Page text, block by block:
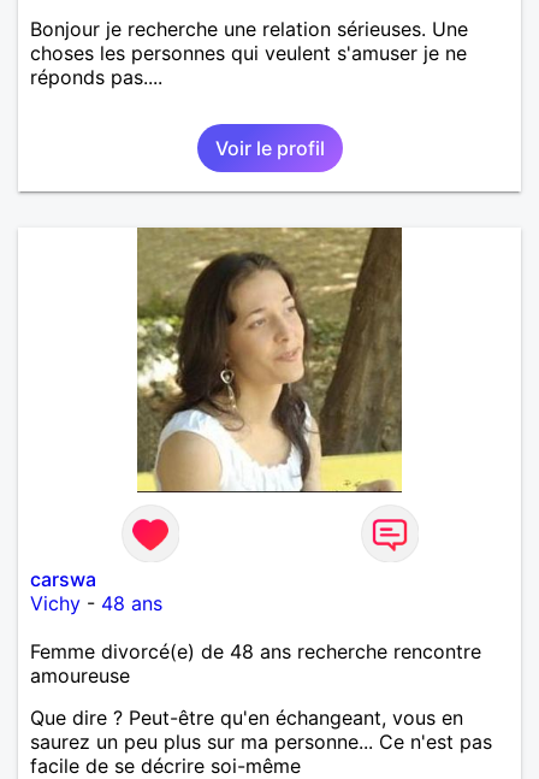
Bonjour je recherche une relation sérieuses. Une
choses les personnes qui veulent s'amuser je ne
réponds pas....
Voir le profil
carswa
Vichy - 48 ans
Femme divorcé(e) de 48 ans recherche rencontre
amoureuse
Que dire ? Peut-être qu'en échangeant, vous en
saurez un peu plus sur ma personne... Ce n'est pas
facile de se décrire soi-même